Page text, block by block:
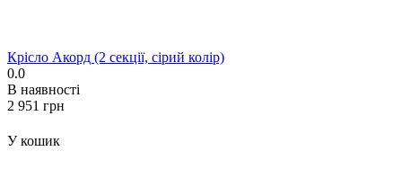
Крісло Акорд (2 секції, сірий колір)
0.0
В наявності
‍2 951‍ грн
У кошик